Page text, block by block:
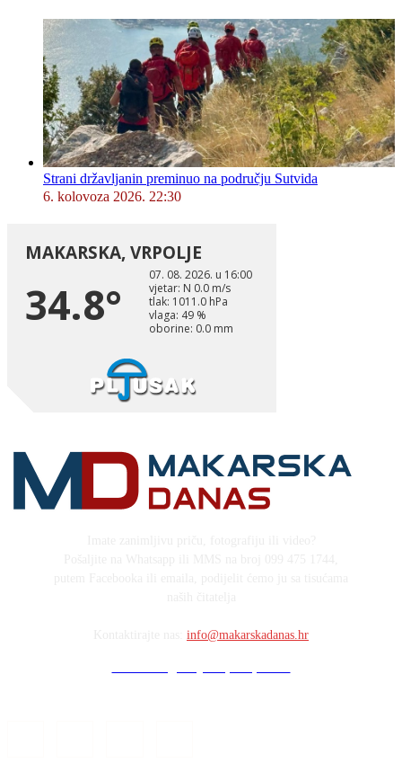
Strani državljanin preminuo na području Sutvida
6. kolovoza 2026. 22:30
info@makarskadanas.hr